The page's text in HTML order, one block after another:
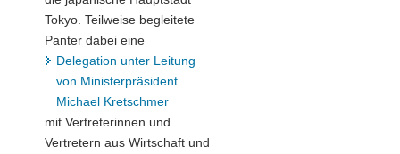
Tokyo. Teilweise begleitete
Panter dabei eine
Delegation unter Leitung
von Ministerpräsident
Michael Kretschmer
mit Vertreterinnen und
Vertretern aus Wirtschaft und